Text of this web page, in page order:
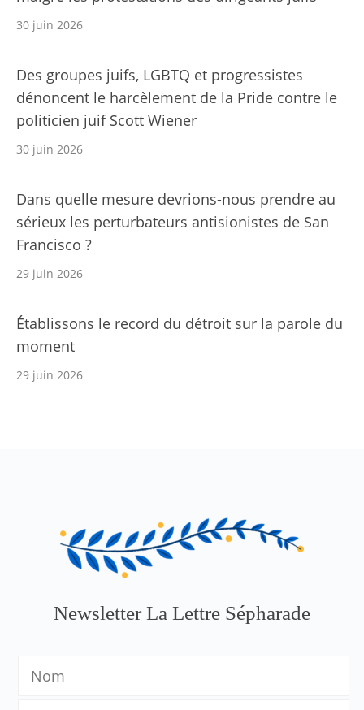
30 juin 2026
Des groupes juifs, LGBTQ et progressistes
dénoncent le harcèlement de la Pride contre le
politicien juif Scott Wiener
30 juin 2026
Dans quelle mesure devrions-nous prendre au
sérieux les perturbateurs antisionistes de San
Francisco ?
29 juin 2026
Établissons le record du détroit sur la parole du
moment
29 juin 2026
Newsletter La Lettre Sépharade